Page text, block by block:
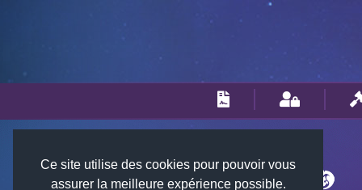
Ce site utilise des cookies pour pouvoir vous
assurer la meilleure expérience possible.